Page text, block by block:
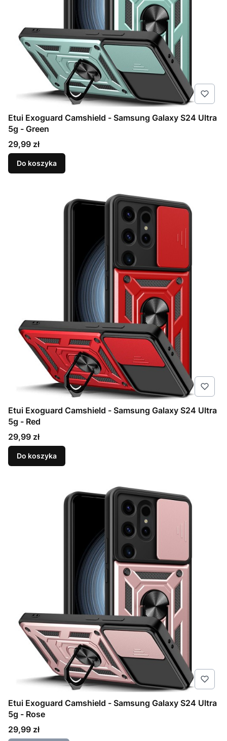
Etui Exoguard Camshield - Samsung Galaxy S24 Ultra
5g - Green
Cena
29,99 zł
Do koszyka
Etui Exoguard Camshield - Samsung Galaxy S24 Ultra
5g - Red
Cena
29,99 zł
Do koszyka
Etui Exoguard Camshield - Samsung Galaxy S24 Ultra
5g - Rose
Cena
29,99 zł